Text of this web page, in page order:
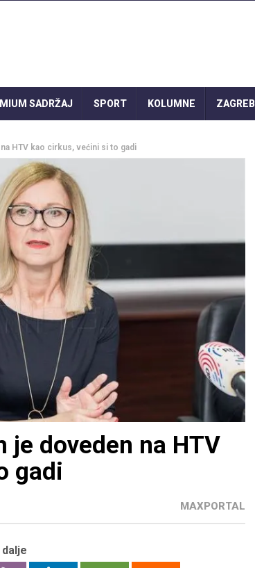
SADRŽAJ SPORT KOLUMNE ZAGREB
HTV kao cirkus, većini si to gadi
je doveden na HTV
gadi
MAXPORTAL